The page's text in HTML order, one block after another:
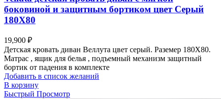
боковиной и защитным бортиком цвет Серый
180Х80
19,900 ₽
Детская кровать диван Веллута цвет серый. Раземер 180Х80.
Матрас , ящик для белья , подъемный механизм защитный
бортик от падения в комплекте
Добавить в список желаний
В корзину
Быстрый Просмотр